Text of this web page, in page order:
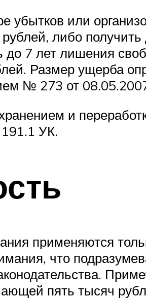
убытков или
либо получить
7 лет лишения
Размер ущерба
№ 273 от
и
УК.
применяются
что
пять тысяч